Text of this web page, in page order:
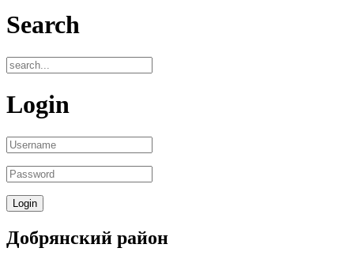
Search
Login
Добрянский район